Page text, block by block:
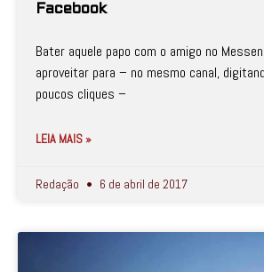
Facebook
Bater aquele papo com o amigo no
aproveitar para – no mesmo canal,
poucos cliques –
LEIA MAIS »
Redação 6 de abril de 2017